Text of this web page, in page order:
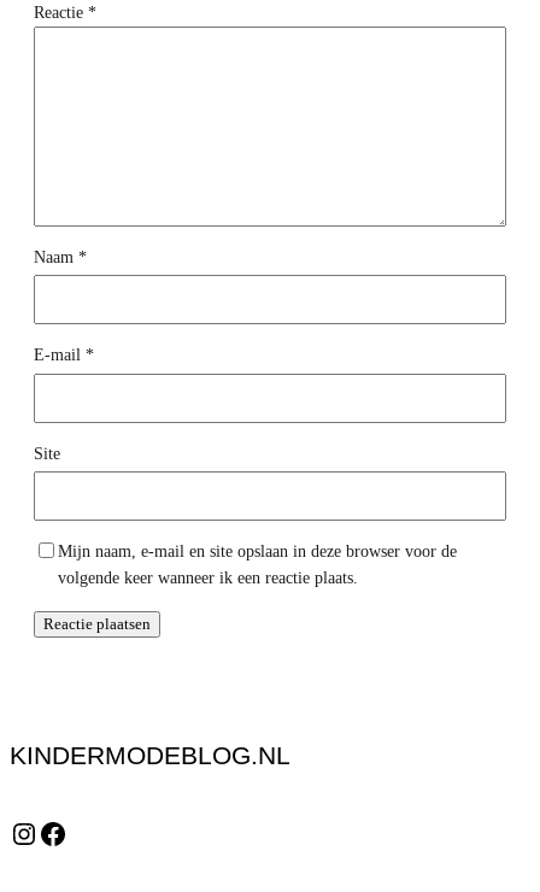
Reactie *
Naam *
E-mail *
Site
Mijn naam, e-mail en site opslaan in deze browser voor de
volgende keer wanneer ik een reactie plaats.
KINDERMODEBLOG.NL
Instagram Facebook